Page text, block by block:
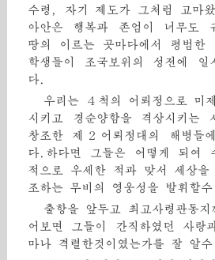
수령, 자기 제도가 그처럼 고마
아안은 행복과 존엄이 너무도
땅의 이르는 곳마다에서 평범
학생들이 조국보위의 성전에 일
다.
우리는 ４척의 어뢰정으로 미
시키고 경순양함을 격상시키는
창조한 제２어뢰정대의 해병들
다.하다면 그들은 어떻게 되여
적으로 우세한 적과 맞서 세상
조하는 무비의 영웅성을 발휘할
출항을 앞두고 최고사령관동
어보면 그들이 간직하였던 사랑
마나 격렬한것이였는가를 잘 알